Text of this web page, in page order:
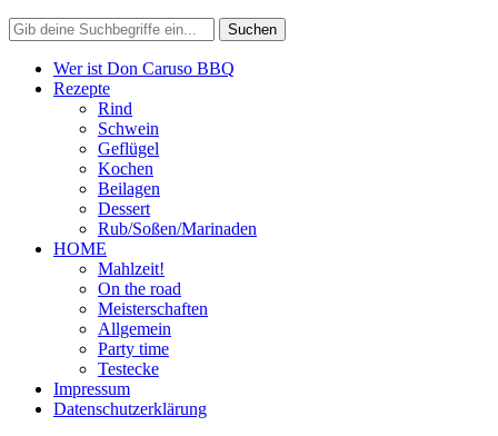
Wer ist Don Caruso BBQ
Rezepte
Rind
Schwein
Geflügel
Kochen
Beilagen
Dessert
Rub/Soßen/Marinaden
HOME
Mahlzeit!
On the road
Meisterschaften
Allgemein
Party time
Testecke
Impressum
Datenschutzerklärung